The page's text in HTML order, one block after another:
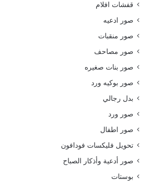
قفشات افلام
صور ادعيه
صور منقبات
صور مصاحف
صور بنات صغيره
صور بوكيه ورد
بدل رجالي
صور ورد
صور اطفال
تحويل فليكسات فودافون
صور أدعية وأذكار الصباح
بوستات